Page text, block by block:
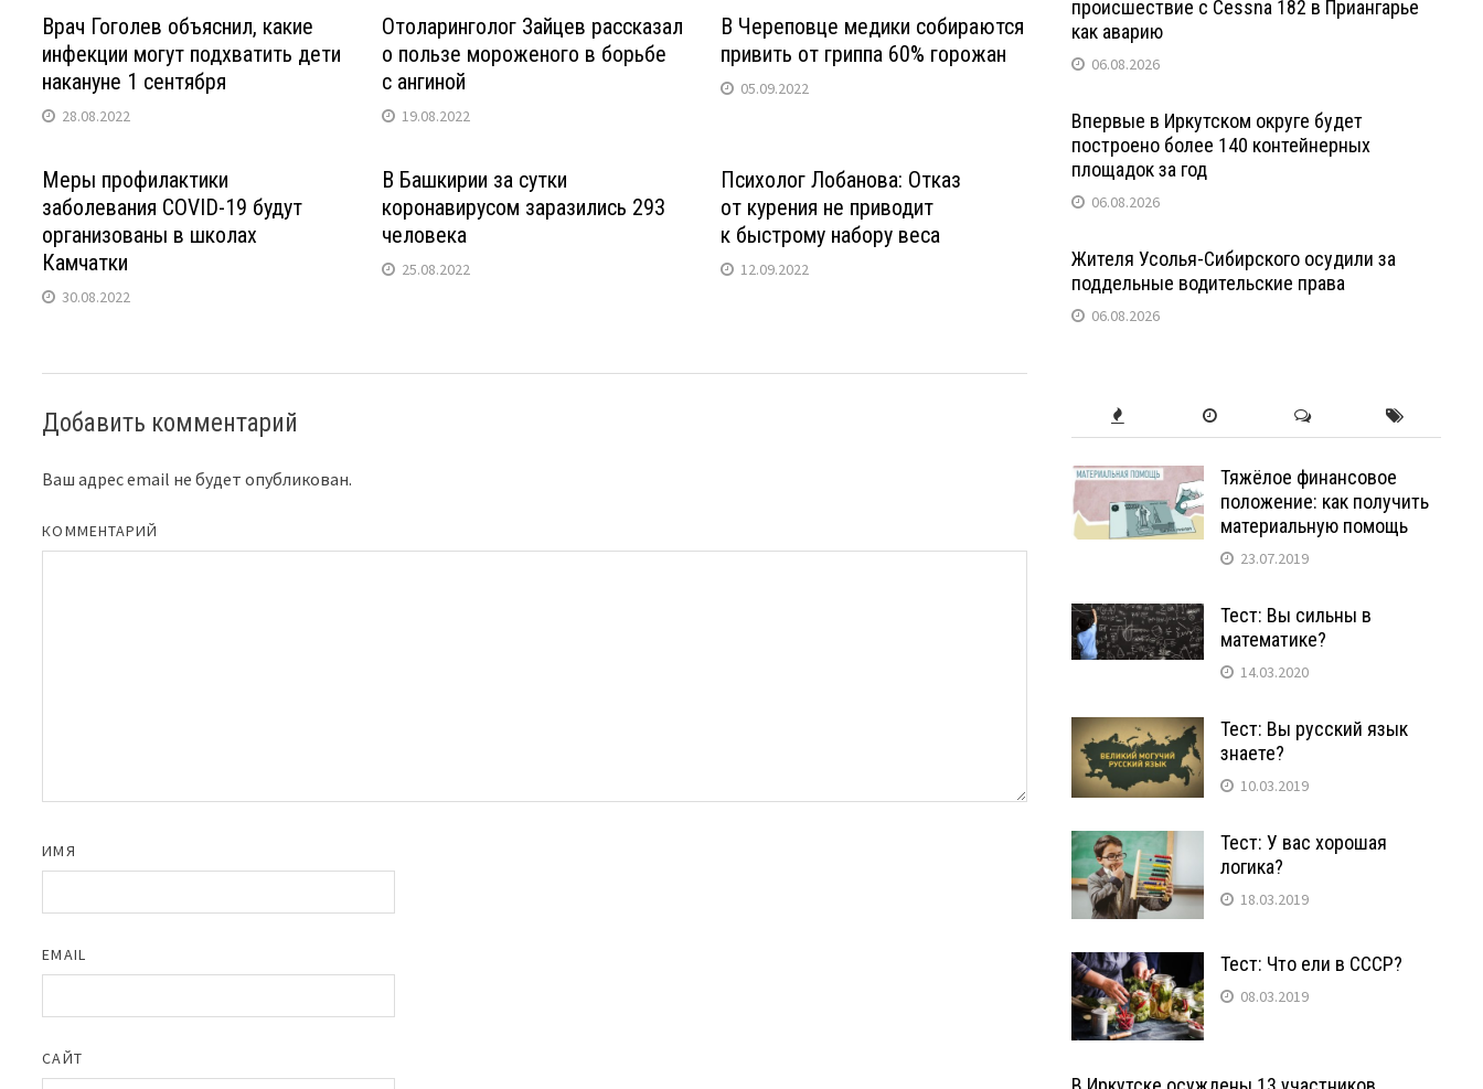
Врач Гоголев объяснил, какие
инфекции могут подхватить дети
накануне 1 сентября
28.08.2022
Отоларинголог Зайцев рассказал
о пользе мороженого в борьбе
с ангиной
19.08.2022
В Череповце медики собираются
привить от гриппа 60% горожан
05.09.2022
Меры профилактики
заболевания COVID-19 будут
организованы в школах
Камчатки
30.08.2022
В Башкирии за сутки
коронавирусом заразились 293
человека
25.08.2022
Психолог Лобанова: Отказ
от курения не приводит
к быстрому набору веса
12.09.2022
Добавить комментарий
Ваш адрес email не будет опубликован.
КОММЕНТАРИЙ
ИМЯ
EMAIL
САЙТ
происшествие с Cessna 182 в Приангарье
как аварию
06.08.2026
Впервые в Иркутском округе будет
построено более 140 контейнерных
площадок за год
06.08.2026
Жителя Усолья-Сибирского осудили за
поддельные водительские права
06.08.2026
Тяжёлое финансовое
положение: как получить
материальную помощь
23.07.2019
Тест: Вы сильны в
математике?
14.03.2020
Тест: Вы русский язык
знаете?
10.03.2019
Тест: У вас хорошая
логика?
18.03.2019
Тест: Что ели в СССР?
08.03.2019